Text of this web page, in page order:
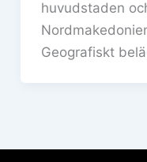
huvudstaden
Geografiskt